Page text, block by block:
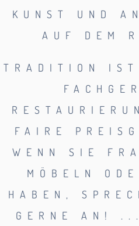
KUNST UND
AUF DEM
TRADITION
FAIRE
WENN SIE
MÖBELN
HABEN,
GERNE AN!